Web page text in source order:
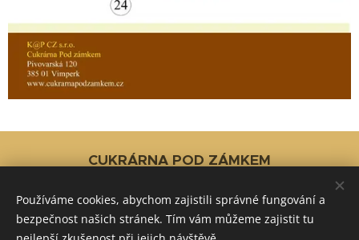
CUKRÁRNA POD ZÁMKEM
388 320 764
www.cukrarnapodzamkem.cz
Používáme cookies, abychom zajistili správné fungování a
bezpečnost našich stránek. Tím vám můžeme zajistit tu